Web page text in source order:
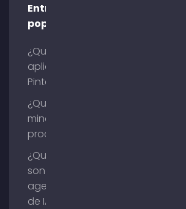
Entradas
populares
¿Qué es la
aplicación
Pinterest?
¿Qué es la
minería de
procesos?
¿Qué
son los
agentes
de IA?